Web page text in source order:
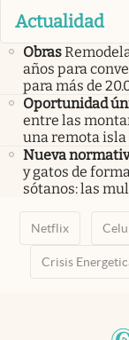
Actualidad
Obras
años para
para más de
Oportunidad
entre las
una remota isla
Nueva
y gatos de
sótanos: las
Netflix
Crisis